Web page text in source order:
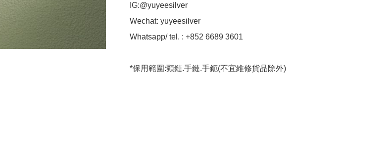
IG:@yuyeesilver
Wechat: yuyeesilver
Whatsapp/ tel. : +852 6689 3601
*保用範圍:頸鏈.手鏈.手鈪(不宜維修貨品除外)